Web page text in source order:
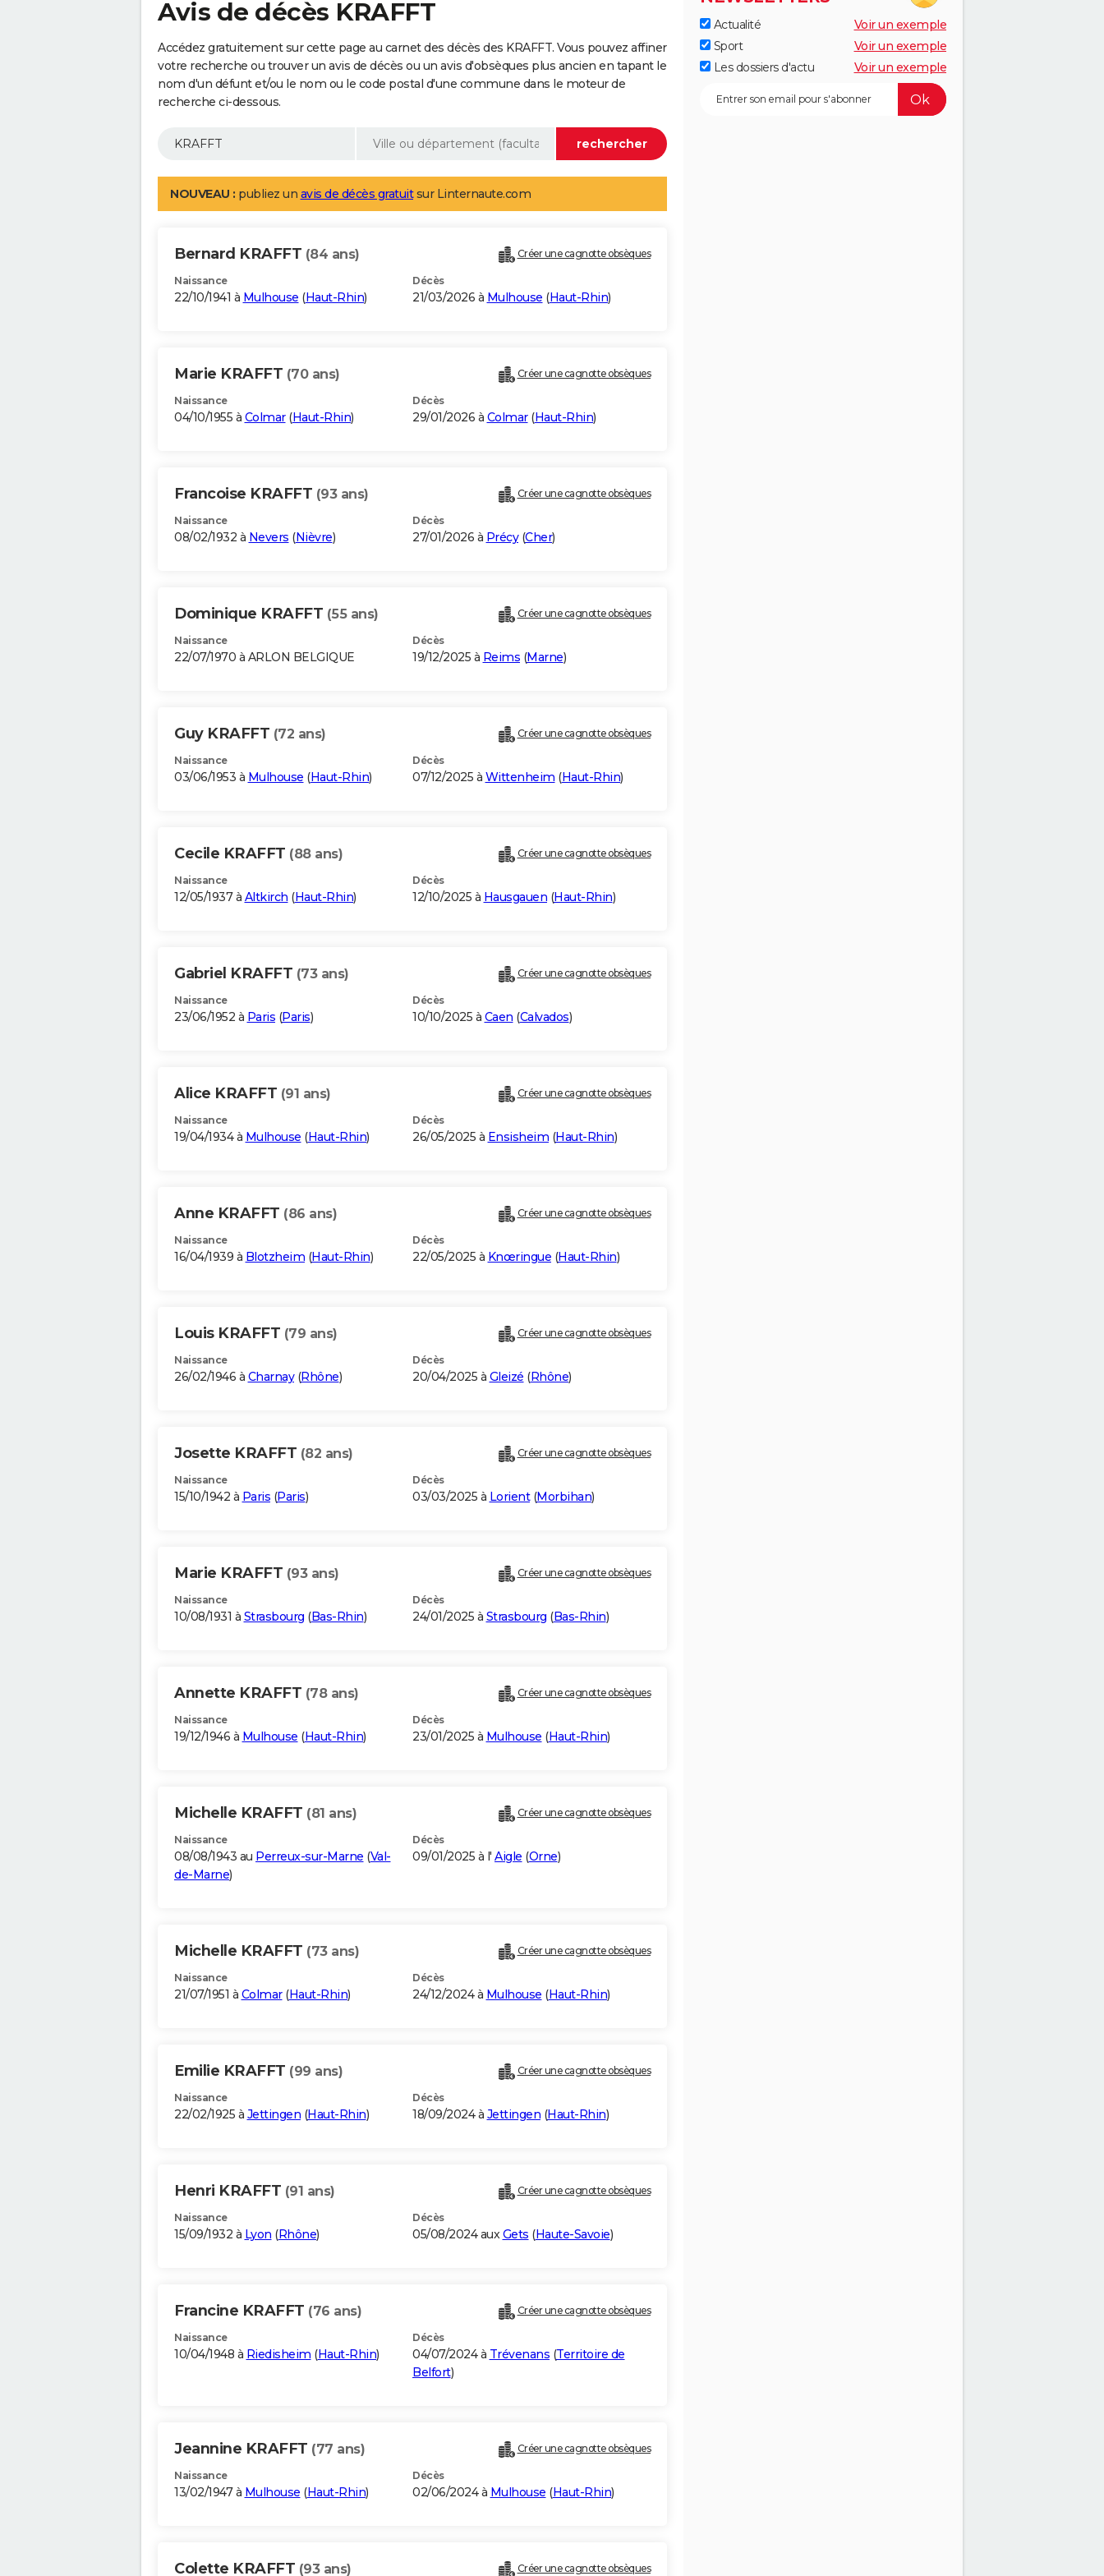
Avis de décès KRAFFT
Accédez gratuitement sur cette page au carnet des décès des KRAFFT. Vous pouvez affiner
votre recherche ou trouver un avis de décès ou un avis d'obsèques plus ancien en tapant le
nom d'un défunt et/ou le nom ou le code postal d'une commune dans le moteur de
recherche ci-dessous.
NOUVEAU : publiez un avis de décès gratuitsur Linternaute.com
Bernard KRAFFT (84 ans) Créer une cagnotte obsèques
Naissance
22/10/1941 à Mulhouse (Haut-Rhin)
Décès
21/03/2026 à Mulhouse (Haut-Rhin)
Marie KRAFFT (70 ans) Créer une cagnotte obsèques
Naissance
04/10/1955 à Colmar(Haut-Rhin)
Décès
29/01/2026 à Colmar(Haut-Rhin)
Francoise KRAFFT (93 ans) Créer une cagnotte obsèques
Naissance
08/02/1932 à Nevers (Nièvre)
Décès
27/01/2026 à Précy(Cher)
Dominique KRAFFT (55 ans) Créer une cagnotte obsèques
Naissance
22/07/1970 à ARLON BELGIQUE
Décès
19/12/2025 à Reims (Marne)
Guy KRAFFT (72 ans) Créer une cagnotte obsèques
Naissance
03/06/1953 à Mulhouse (Haut-Rhin)
Décès
07/12/2025 à Wittenheim (Haut-Rhin)
Cecile KRAFFT (88 ans) Créer une cagnotte obsèques
Naissance
12/05/1937 à Altkirch (Haut-Rhin)
Décès
12/10/2025 à Hausgauen (Haut-Rhin)
Gabriel KRAFFT (73 ans) Créer une cagnotte obsèques
Naissance
23/06/1952 à Paris (Paris)
Décès
10/10/2025 à Caen (Calvados)
Alice KRAFFT (91 ans) Créer une cagnotte obsèques
Naissance
19/04/1934 à Mulhouse (Haut-Rhin)
Décès
26/05/2025 à Ensisheim (Haut-Rhin)
Anne KRAFFT (86 ans) Créer une cagnotte obsèques
Naissance
16/04/1939 à Blotzheim (Haut-Rhin)
Décès
22/05/2025 à Knœringue (Haut-Rhin)
Louis KRAFFT (79 ans) Créer une cagnotte obsèques
Naissance
26/02/1946 à Charnay(Rhône)
Décès
20/04/2025 à Gleizé (Rhône)
Josette KRAFFT (82 ans) Créer une cagnotte obsèques
Naissance
15/10/1942 à Paris (Paris)
Décès
03/03/2025 à Lorient(Morbihan)
Marie KRAFFT (93 ans) Créer une cagnotte obsèques
Naissance
10/08/1931 à Strasbourg (Bas-Rhin)
Décès
24/01/2025 à Strasbourg (Bas-Rhin)
Annette KRAFFT (78 ans) Créer une cagnotte obsèques
Naissance
19/12/1946 à Mulhouse (Haut-Rhin)
Décès
23/01/2025 à Mulhouse (Haut-Rhin)
Michelle KRAFFT (81 ans) Créer une cagnotte obsèques
Naissance
08/08/1943 au Perreux-sur-Marne (Val-
de-Marne)
Décès
09/01/2025 à l' Aigle (Orne)
Michelle KRAFFT (73 ans) Créer une cagnotte obsèques
Naissance
21/07/1951 à Colmar(Haut-Rhin)
Décès
24/12/2024 à Mulhouse (Haut-Rhin)
Emilie KRAFFT (99 ans) Créer une cagnotte obsèques
Naissance
22/02/1925 à Jettingen (Haut-Rhin)
Décès
18/09/2024 à Jettingen (Haut-Rhin)
Henri KRAFFT (91 ans) Créer une cagnotte obsèques
Naissance
15/09/1932 à Lyon (Rhône)
Décès
05/08/2024 auxGets (Haute-Savoie)
Francine KRAFFT (76 ans) Créer une cagnotte obsèques
Naissance
10/04/1948 à Riedisheim (Haut-Rhin)
Décès
04/07/2024 à Trévenans (Territoire de
Belfort)
Jeannine KRAFFT (77 ans) Créer une cagnotte obsèques
Naissance
13/02/1947 à Mulhouse (Haut-Rhin)
Décès
02/06/2024 à Mulhouse (Haut-Rhin)
Colette KRAFFT (93 ans) Créer une cagnotte obsèques
Actualité
Voir un exemple
Sport
Voir un exemple
Les dossiers d'actu
Voir un exemple